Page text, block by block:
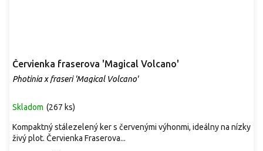
Červienka fraserova 'Magical Volcano'
Photinia x fraseri 'Magical Volcano'
Skladom (267 ks)
Kompaktný stálezelený ker s červenými výhonmi, ideálny na nízky
živý plot. Červienka Fraserova...